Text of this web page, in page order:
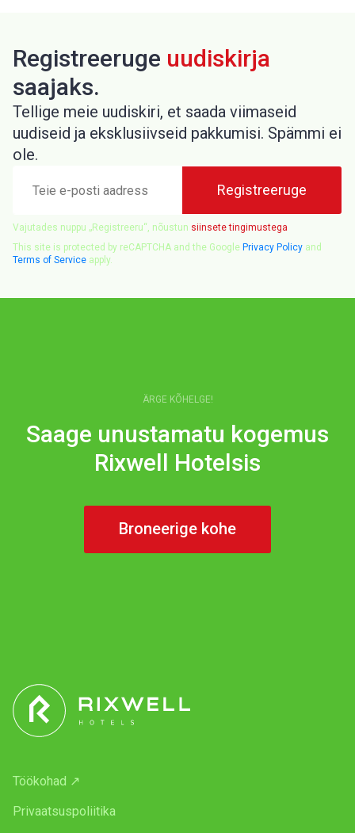
Registreeruge uudiskirja
saajaks.
Tellige meie uudiskiri, et saada viimaseid
uudiseid ja eksklusiivseid pakkumisi. Spämmi ei
ole.
aadress
Registreeruge
Vajutades nuppu „Registreeru“, nõustun siinsete tingimustega
This site is protected by reCAPTCHA and the Google Privacy Policy and
Terms of Service apply.
ÄRGE KÕHELGE!
Saage unustamatu kogemus
Rixwell Hotelsis
Broneerige kohe
Töökohad ↗
Privaatsuspoliitika